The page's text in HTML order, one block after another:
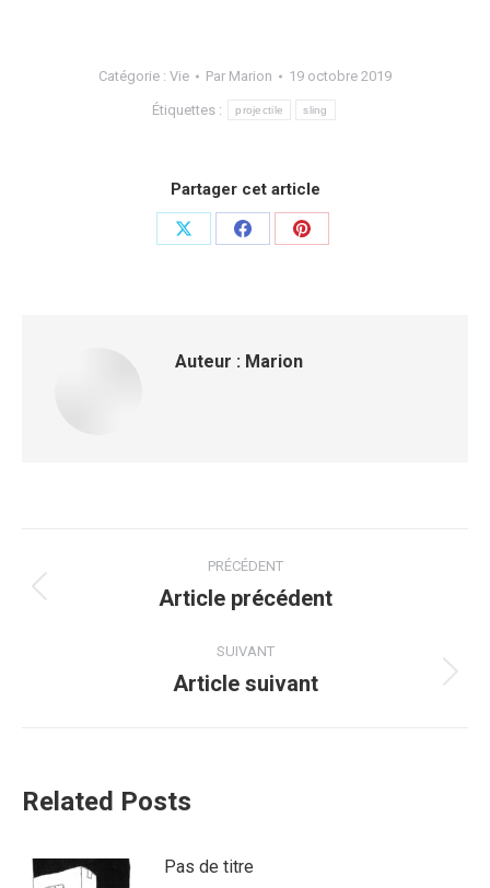
Catégorie : Vie Par Marion 19 octobre 2019
Étiquettes : projectile sling
Partager cet article
Auteur : Marion
PRÉCÉDENT
Article précédent
SUIVANT
Article suivant
Related Posts
Pas de titre